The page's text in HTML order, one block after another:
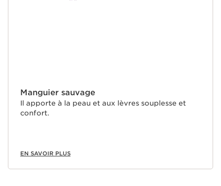
Manguier sauvage
Il apporte à la peau et aux lèvres souplesse et
confort.
EN SAVOIR PLUS